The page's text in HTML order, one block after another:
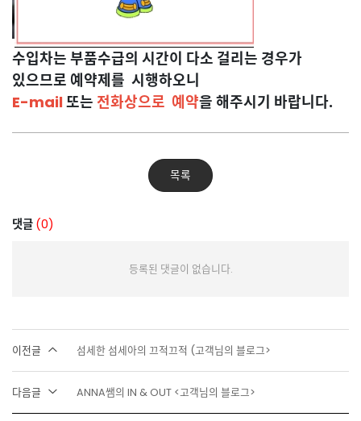
수입차는 부품수급의 시간이 다소 걸리는 경우가
있으므로 예약제를 시행하오니
E-mail또는 전화상으로 예약을 해주시기 바랍니다.
목록
댓글 (0)
등록된 댓글이 없습니다.
이전글 섬세한 섬세아의 끄적끄적 (고객님의 블로그>
다음글 ANNA쌤의 IN & OUT <고객님의 블로그>